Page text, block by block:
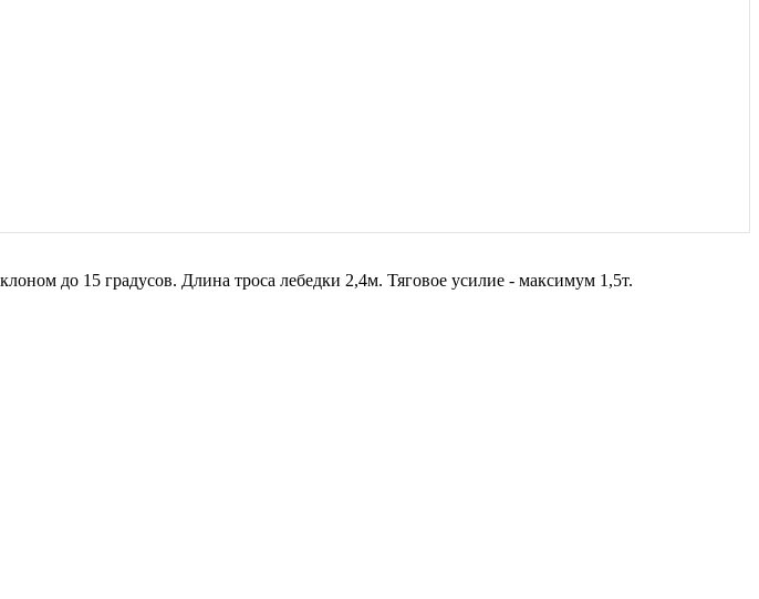
до 15 градусов. Длина троса лебедки 2,4м. Тяговое усилие - максимум 1,5т.